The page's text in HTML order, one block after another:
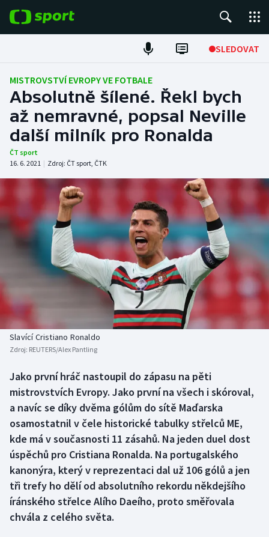
SLEDOVAT
Fotbal
Hokej
Tenis
Atletika
Cyklistika
DALŠÍ SPORTY
Americký fotbal
Baseball a softbal
Basketbal
Biatlon
Box
Curling
Dostihy
Florbal
Futsal
NEPŘEHLÉDNĚTE
Soutěže
Historické návraty
Aplikace ČT sport
MISTROVSTVÍ EVROPY VE FOTBALE
Absolutně šílené. Řekl bych
až nemravné, popsal Neville
další milník pro Ronalda
ČT sport
16. 6. 2021 | Zdroj: ČT sport, ČTK
Slavící Cristiano Ronaldo
Zdroj: REUTERS/Alex Pantling
Jako první hráč nastoupil do zápasu na pěti
mistrovstvích Evropy. Jako první na všech i skóroval,
a navíc se díky dvěma gólům do sítě Maďarska
osamostatnil v čele historické tabulky střelců ME,
kde má v současnosti 11 zásahů. Na jeden duel dost
úspěchů pro Cristiana Ronalda. Na portugalského
kanonýra, který v reprezentaci dal už 106 gólů a jen
tři trefy ho dělí od absolutního rekordu někdejšího
íránského střelce Alího Daeího, proto směřovala
chvála z celého světa.